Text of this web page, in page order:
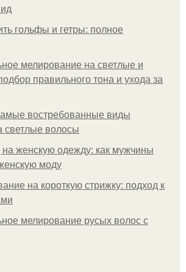
гольфы и гетры: полное
мелирование на светлые и
правильного тона и ухода за
востребованные виды
светлые волосы
на женскую одежду: как мужчины
моду
на короткую стрижку: подход к
мелирование русых волос с